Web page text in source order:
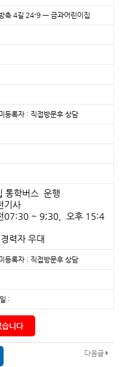
축 4길 24-9 ㅡ 금과어린이집
등록자 : 직접방문후 상담
통학버스 운행
기사
07:30 ~ 9;30, 오후 15:4
력자 우대
등록자 : 직접방문후 상담
:
니다
다음글